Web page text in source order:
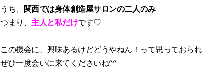
うち、
関西では身体創造屋サロンの二人のみ
つまり、 主人と私だけです♡
この機会に、興味あるけどどうやねん！って思っておら
ぜひ一度会いに来てくださいね^^